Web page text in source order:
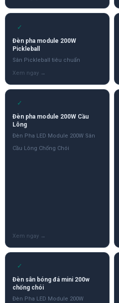
✓
Đèn pha module 200W
Pickleball
Sân Pickleball tiêu chuẩn
✓
Đèn pha module 200W Cầu
Lông
Đèn Pha LED Module 200W Sân
Cầu Lông Chống Chói
✓
Đèn sân bóng đá mini 200w
chống chói
Đèn Pha LED Module 200W